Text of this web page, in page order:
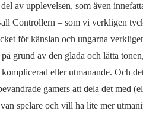
av upplevelsen, som även
Controllern – som vi verkligen
för känslan och ungarna
grund av den glada och lätta
eller utmanande. Och
gamers att dela det med
spelare och vill ha lite mer